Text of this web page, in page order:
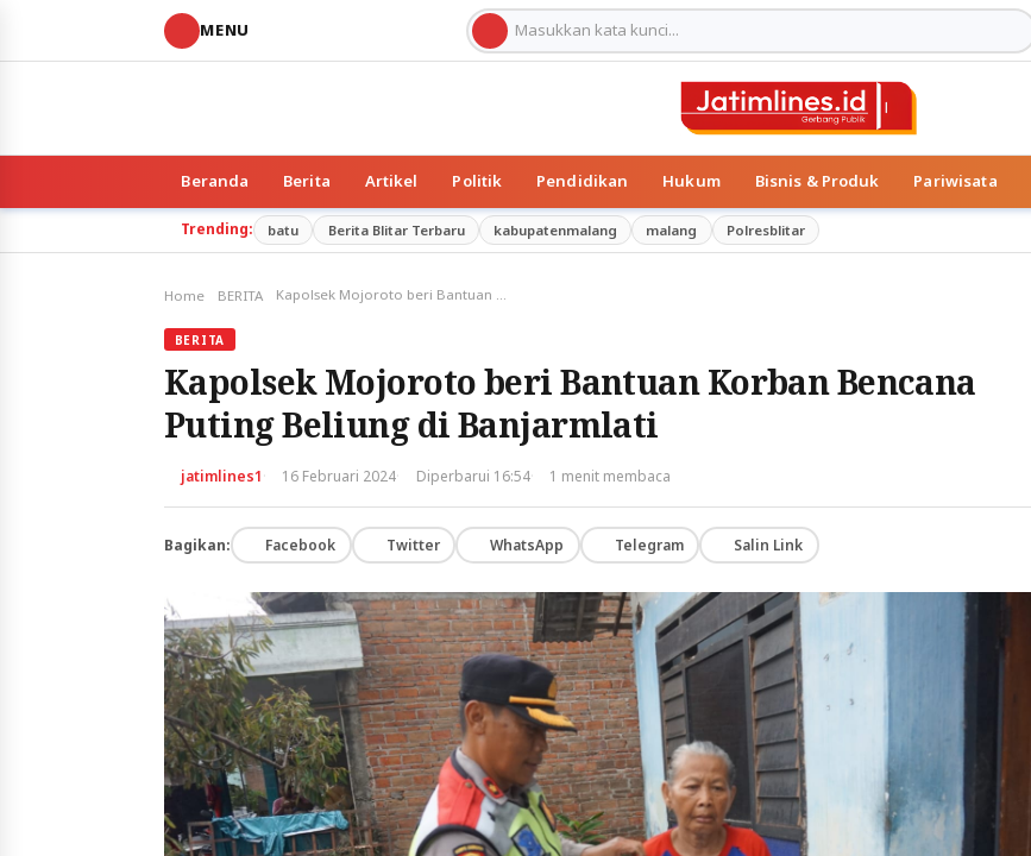
MENU
Beranda Berita Artikel Politik Pendidikan Hukum Bisnis & Produk Pariwisata
Trending: batu Berita Blitar Terbaru kabupatenmalang malang Polresblitar
Home BERITA
BERITA
Kapolsek Mojoroto beri Bantuan Korban Bencana
Puting Beliung di Banjarmlati
jatimlines1· 16 Februari 2024· Diperbarui 16:54· 1 menit membaca
Bagikan: Facebook Twitter WhatsApp Telegram Salin Link